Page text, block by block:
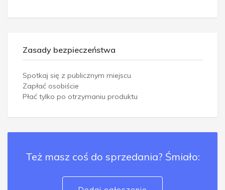
Zasady bezpieczeństwa
Spotkaj się z publicznym miejscu
Zapłać osobiście
Płać tylko po otrzymaniu produktu
Też masz coś do sprzedania? Śmiało: